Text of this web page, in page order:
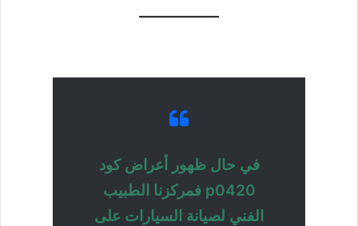
في حال ظهور أعراض كود
p0420 فمركزنا الطبيب
الفني لصيانة السيارات على